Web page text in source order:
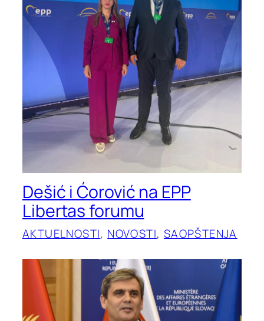
Dešić i Ćorović na EPP
Libertas forumu
AKTUELNOSTI, NOVOSTI, SAOPŠTENJA